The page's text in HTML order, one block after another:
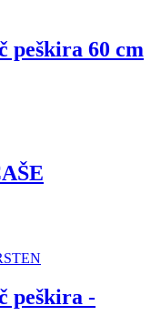
peškira 60 cm
peškira -